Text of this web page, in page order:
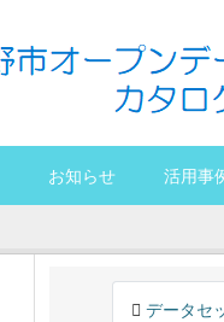
お知らせ 活用事
データセ